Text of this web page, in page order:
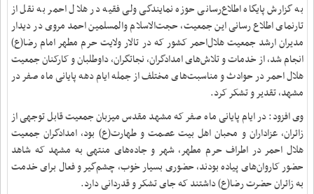
به گزارش پایگاه اطلاع‌رسانی حوزه نمایندگی ولی فقیه در هلال احمر به نقل از
تارنمای اطلاع رسانی این جمعیت، حجت‌الاسلام والمسلمین احمد مروی در دیدار
مدیران ارشد جمعیت هلال‌احمر کشور که در تالار ولایت حرم مطهر امام رضا(ع)
انجام شد، از خدمات و تلاش‌های امدادگران، نجاتگران، داوطلبان و کارکنان جمعیت
هلال احمر در حوادث و مناسبت‌های مختلف از جمله ایام دهه پایانی ماه صفر در
مشهد، تقدیر و تشکر کرد.
وی افزود: در ایام پایانی ماه صفر که مشهد مقدس میزبان جمعیت قابل توجهی از
زائران، عزاداران و محبان اهل بیت عصمت و طهارت(ع) بود، امدادگران جمعیت
هلال احمر در اطراف حرم مطهر، شهر و جاده‌های منتهی به مشهد که شاهد
حضور کاروان‌های پیاده بودند، حضوری بسیار خوب، چشم‌گیر و فعال برای خدمت
به زائران حضرت رضا(ع) داشتند که جای تشکر و قدردانی دارد.